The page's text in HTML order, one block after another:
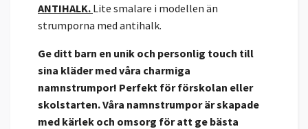
ANTIHALK. Lite smalare i modellen än
strumporna med antihalk.
Ge ditt barn en unik och personlig touch till
sina kläder med våra charmiga
namnstrumpor! Perfekt för förskolan eller
skolstarten. Våra namnstrumpor är skapade
med kärlek och omsorg för att ge bästa